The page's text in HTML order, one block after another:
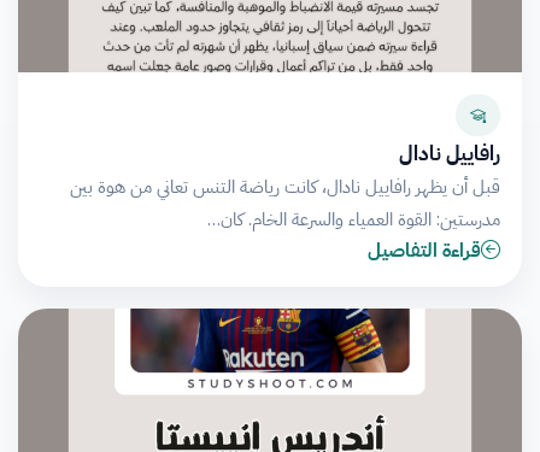
رافاييل نادال
قبل أن يظهر رافاييل نادال، كانت رياضة التنس تعاني من هوة بين
مدرستين: القوة العمياء والسرعة الخام. كان…
قراءة التفاصيل